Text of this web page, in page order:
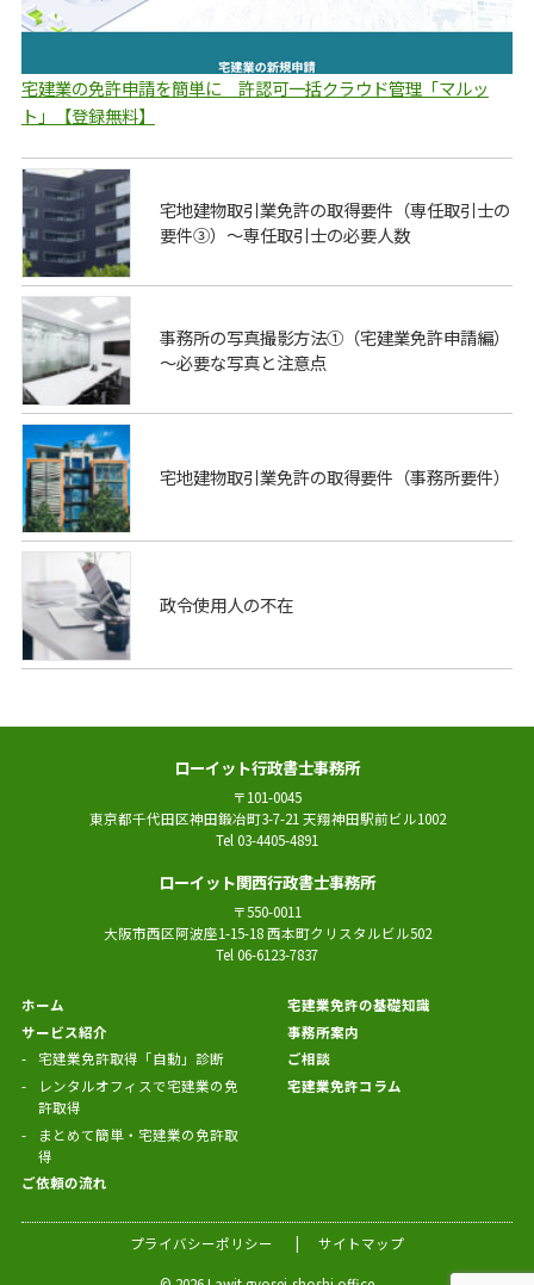
宅建業の免許申請を簡単に 許認可一括クラウド管理「マルッ
ト」【登録無料】
宅地建物取引業免許の取得要件（専任取引士の
要件③）～専任取引士の必要人数
事務所の写真撮影方法①（宅建業免許申請編）
～必要な写真と注意点
宅地建物取引業免許の取得要件（事務所要件）
政令使用人の不在
ローイット行政書士事務所
〒101-0045
東京都千代田区神田鍛冶町3-7-21 天翔神田駅前ビル1002
Tel 03-4405-4891
ローイット関西行政書士事務所
〒550-0011
大阪市西区阿波座1-15-18 西本町クリスタルビル502
Tel 06-6123-7837
ホーム
サービス紹介
宅建業免許取得「自動」診断
レンタルオフィスで宅建業の免
許取得
まとめて簡単・宅建業の免許取
得
ご依頼の流れ
宅建業免許の基礎知識
事務所案内
ご相談
宅建業免許コラム
プライバシーポリシー サイトマップ